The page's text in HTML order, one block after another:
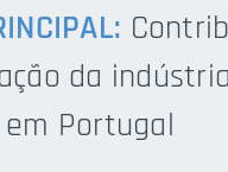
da
Portugal